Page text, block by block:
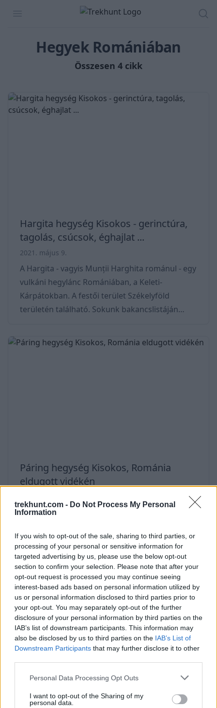
trekhunt.com - Do Not Process My Personal
Information
If you wish to opt-out of the sale, sharing to third parties, or
processing of your personal or sensitive information for
targeted advertising by us, please use the below opt-out
section to confirm your selection. Please note that after your
opt-out request is processed you may continue seeing
interest-based ads based on personal information utilized by
us or personal information disclosed to third parties prior to
your opt-out. You may separately opt-out of the further
disclosure of your personal information by third parties on the
IAB’s list of downstream participants. This information may
also be disclosed by us to third parties on the IAB’s List of
Downstream Participants that may further disclose it to other
Please note that this website/app uses one or more Google
not limited to your visit or usage behaviour. You may click to
grant or deny consent to Google and its third-party tags to
Personal Data Processing Opt Outs
I want to opt-out of the Sharing of my
personal data.
Open menu
Trekhunt
Hegyek Romániában
Összesen 4 cikk
Hargita hegység Kisokos - gerinctúra,
tagolás, csúcsok, éghajlat ...
2021. május 9.
A Hargita - vagyis Munții Harghita románul - egy
vulkáni hegylánc Romániában, a Keleti-
Kárpátokban. A festői terület Székelyföld
területén található. Sokunk bakancslistáján
Területe kb. 1400 km2, főgerince 25 - 30 km
széles és majd 70 km hosszú. Természetesen az
Páring hegység Kisokos, Románia
eldugott vidékén
A kétezer méter felett magasodó Páring
Transalpina
[https://trekhunt.com/hu/article/transalpina-
romania/] út, ami Románia
[https://trekhunt.com/hu/tag/romania]
leghosszabb és legmagasabb panoráma útja.
De nem csak emiatt érdemes felkeresni 1 100
km2 területű vidéket - Páring a Déli-Kárpátok
második legmagasabb hegylánca a Fogarasi-
havasok után. Habár a Kárpátok népszerű úticél
családosok, párok és baráti társaságok között,
miután nehezen megközelíthet